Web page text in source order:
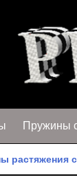
Пружины
растяжения